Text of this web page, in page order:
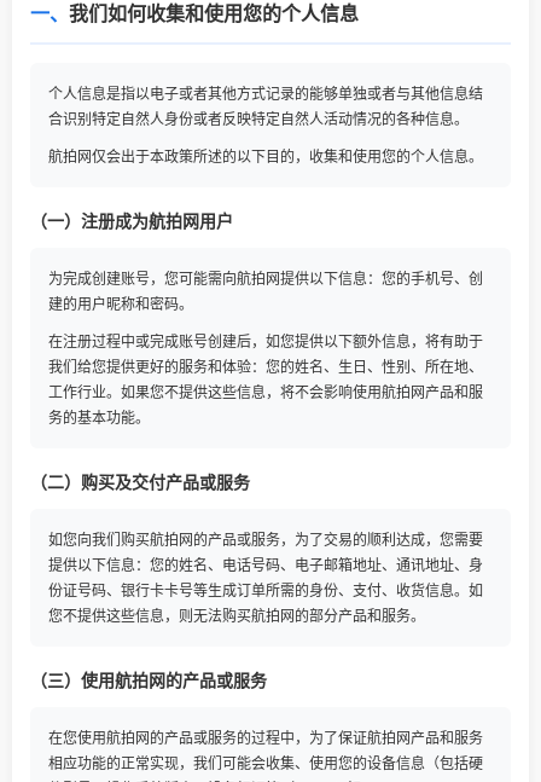
一、 我们如何收集和使用您的个人信息
个人信息是指以电子或者其他方式记录的能够单独或者与其他信息结
合识别特定自然人身份或者反映特定自然人活动情况的各种信息。
航拍网仅会出于本政策所述的以下目的，收集和使用您的个人信息。
（一）注册成为航拍网用户
为完成创建账号，您可能需向航拍网提供以下信息：您的手机号、创
建的用户昵称和密码。
在注册过程中或完成账号创建后，如您提供以下额外信息，将有助于
我们给您提供更好的服务和体验：您的姓名、生日、性别、所在地、
工作行业。如果您不提供这些信息，将不会影响使用航拍网产品和服
务的基本功能。
（二）购买及交付产品或服务
如您向我们购买航拍网的产品或服务，为了交易的顺利达成，您需要
提供以下信息：您的姓名、电话号码、电子邮箱地址、通讯地址、身
份证号码、银行卡卡号等生成订单所需的身份、支付、收货信息。如
您不提供这些信息，则无法购买航拍网的部分产品和服务。
（三）使用航拍网的产品或服务
在您使用航拍网的产品或服务的过程中，为了保证航拍网产品和服务
相应功能的正常实现，我们可能会收集、使用您的设备信息（包括硬